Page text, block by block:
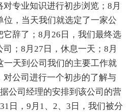
专业知识进行初步浏览；8月
位，当天我们就选定了一家公
辞了；8月26日，我们最终选
；8月27日，休息一天；8月
一天到公司我们的主要工作就
对公司进行一个初步的了解与
公司经理的安排到该公司的营
日，9月1、2、3日，我们被分